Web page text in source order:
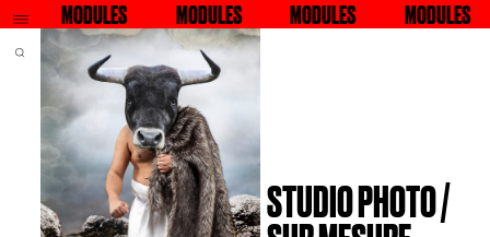
MODULES MODULES MODULES MODULES
RECHERCHER RECHERCHER RECHERCHER
STUDIO PHOTO /